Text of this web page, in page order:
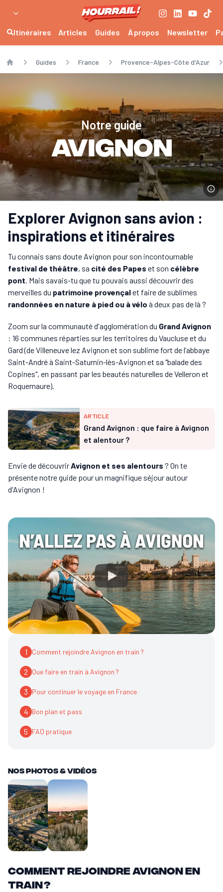
Itinéraires Articles Guides À propos Newsletter
Guides France Provence-Alpes-Côte d'Azur
Notre guide
Avignon
Explorer Avignon sans avion :
inspirations et itinéraires
Tu connais sans doute Avignon pour son incontournable
festival de théâtre, sa cité des Papes et son célèbre
pont . Mais savais-tu que tu pouvais aussi découvrir des
merveilles du patrimoine provençalet faire de sublimes
randonnées en nature à pied ou à vélo à deux pas de là ?
Zoom sur la communauté d'agglomération du Grand Avignon
: 16 communes réparties sur les territoires du Vaucluse et du
Gard (de Villeneuve lez Avignon et son sublime fort de l’abbaye
Saint-André à Saint-Saturnin-lès-Avignon et sa "balade des
Copines", en passant par les beautés naturelles de Velleron et
Roquemaure).
ARTICLE
Grand Avignon : que faire à Avignon
et alentour ?
Envie de découvrir Avignon et ses alentours ? On te
présente notre guide pour un magnifique séjour autour
d'Avignon !
1 Comment rejoindre Avignon en train ?
2 Que faire en train à Avignon ?
3 Pour continuer le voyage en France
4 Bon plan et pass
5 FAQ pratique
Nos Photos & vidéos
Comment rejoindre Avignon en
train ?